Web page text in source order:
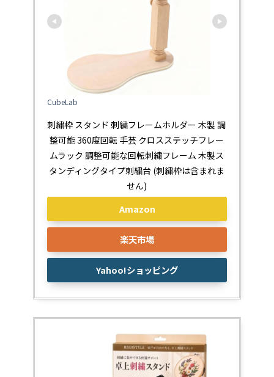
CubeLab
刺繍枠 スタンド 刺繍フレームホルダー 木製 調
整可能 360度回転 手芸 クロスステッチフレー
ムラック 調整可能な回転刺繍フレーム 木製ス
タンディングタイプ刺繍台 (刺繍枠は含まれま
せん)
Amazon
楽天市場
Yahoo!ショッピング